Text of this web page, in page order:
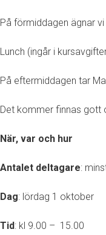
På förmiddagen ägnar
Lunch (ingår i
På eftermiddagen tar
Det kommer finnas gott
När, var och hur
Antalet deltagare:
Dag: lördag 1 oktober
Tid: kl 9.00 – 15.00